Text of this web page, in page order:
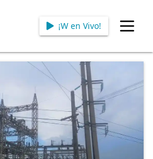
¡W en Vivo!